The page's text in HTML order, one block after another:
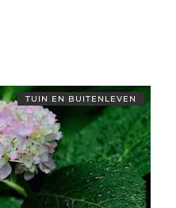
TUIN EN BUITENLEVEN